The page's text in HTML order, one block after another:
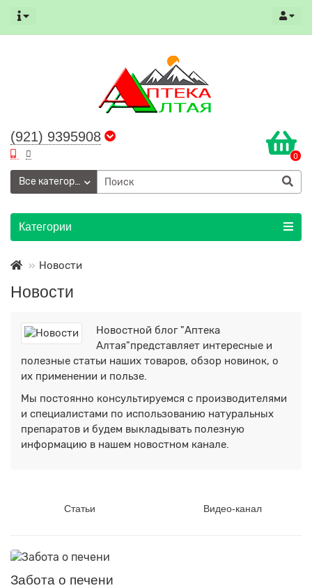
(921) 9395908
0
Все категории
Категории
Новости
Новости
Новостной блог "Аптека
Алтая"представляет интересные и
полезные статьи наших товаров, обзор новинок, о
их применении и пользе.
Мы постоянно консультируемся с производителями
и специалистами по использованию натуральных
препаратов и будем выкладывать полезную
информацию в нашем новостном канале.
Статьи Видео-канал
Забота о печени